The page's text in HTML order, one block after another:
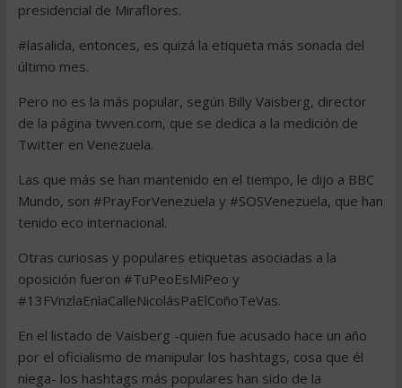
presidencial de Miraflores.
#lasalida, entonces, es quizá la etiqueta más sonada del
último mes.
Pero no es la más popular, según Billy Vaisberg, director
de la página twven.com, que se dedica a la medición de
Twitter en Venezuela.
Las que más se han mantenido en el tiempo, le dijo a BBC
Mundo, son #PrayForVenezuela y #SOSVenezuela, que han
tenido eco internacional.
Otras curiosas y populares etiquetas asociadas a la
oposición fueron #TuPeoEsMiPeo y
#13FVnzlaEnlaCalleNicolásPaElCoñoTeVas.
En el listado de Vaisberg -quien fue acusado hace un año
por el oficialismo de manipular los hashtags, cosa que él
niega- los hashtags más populares han sido de la